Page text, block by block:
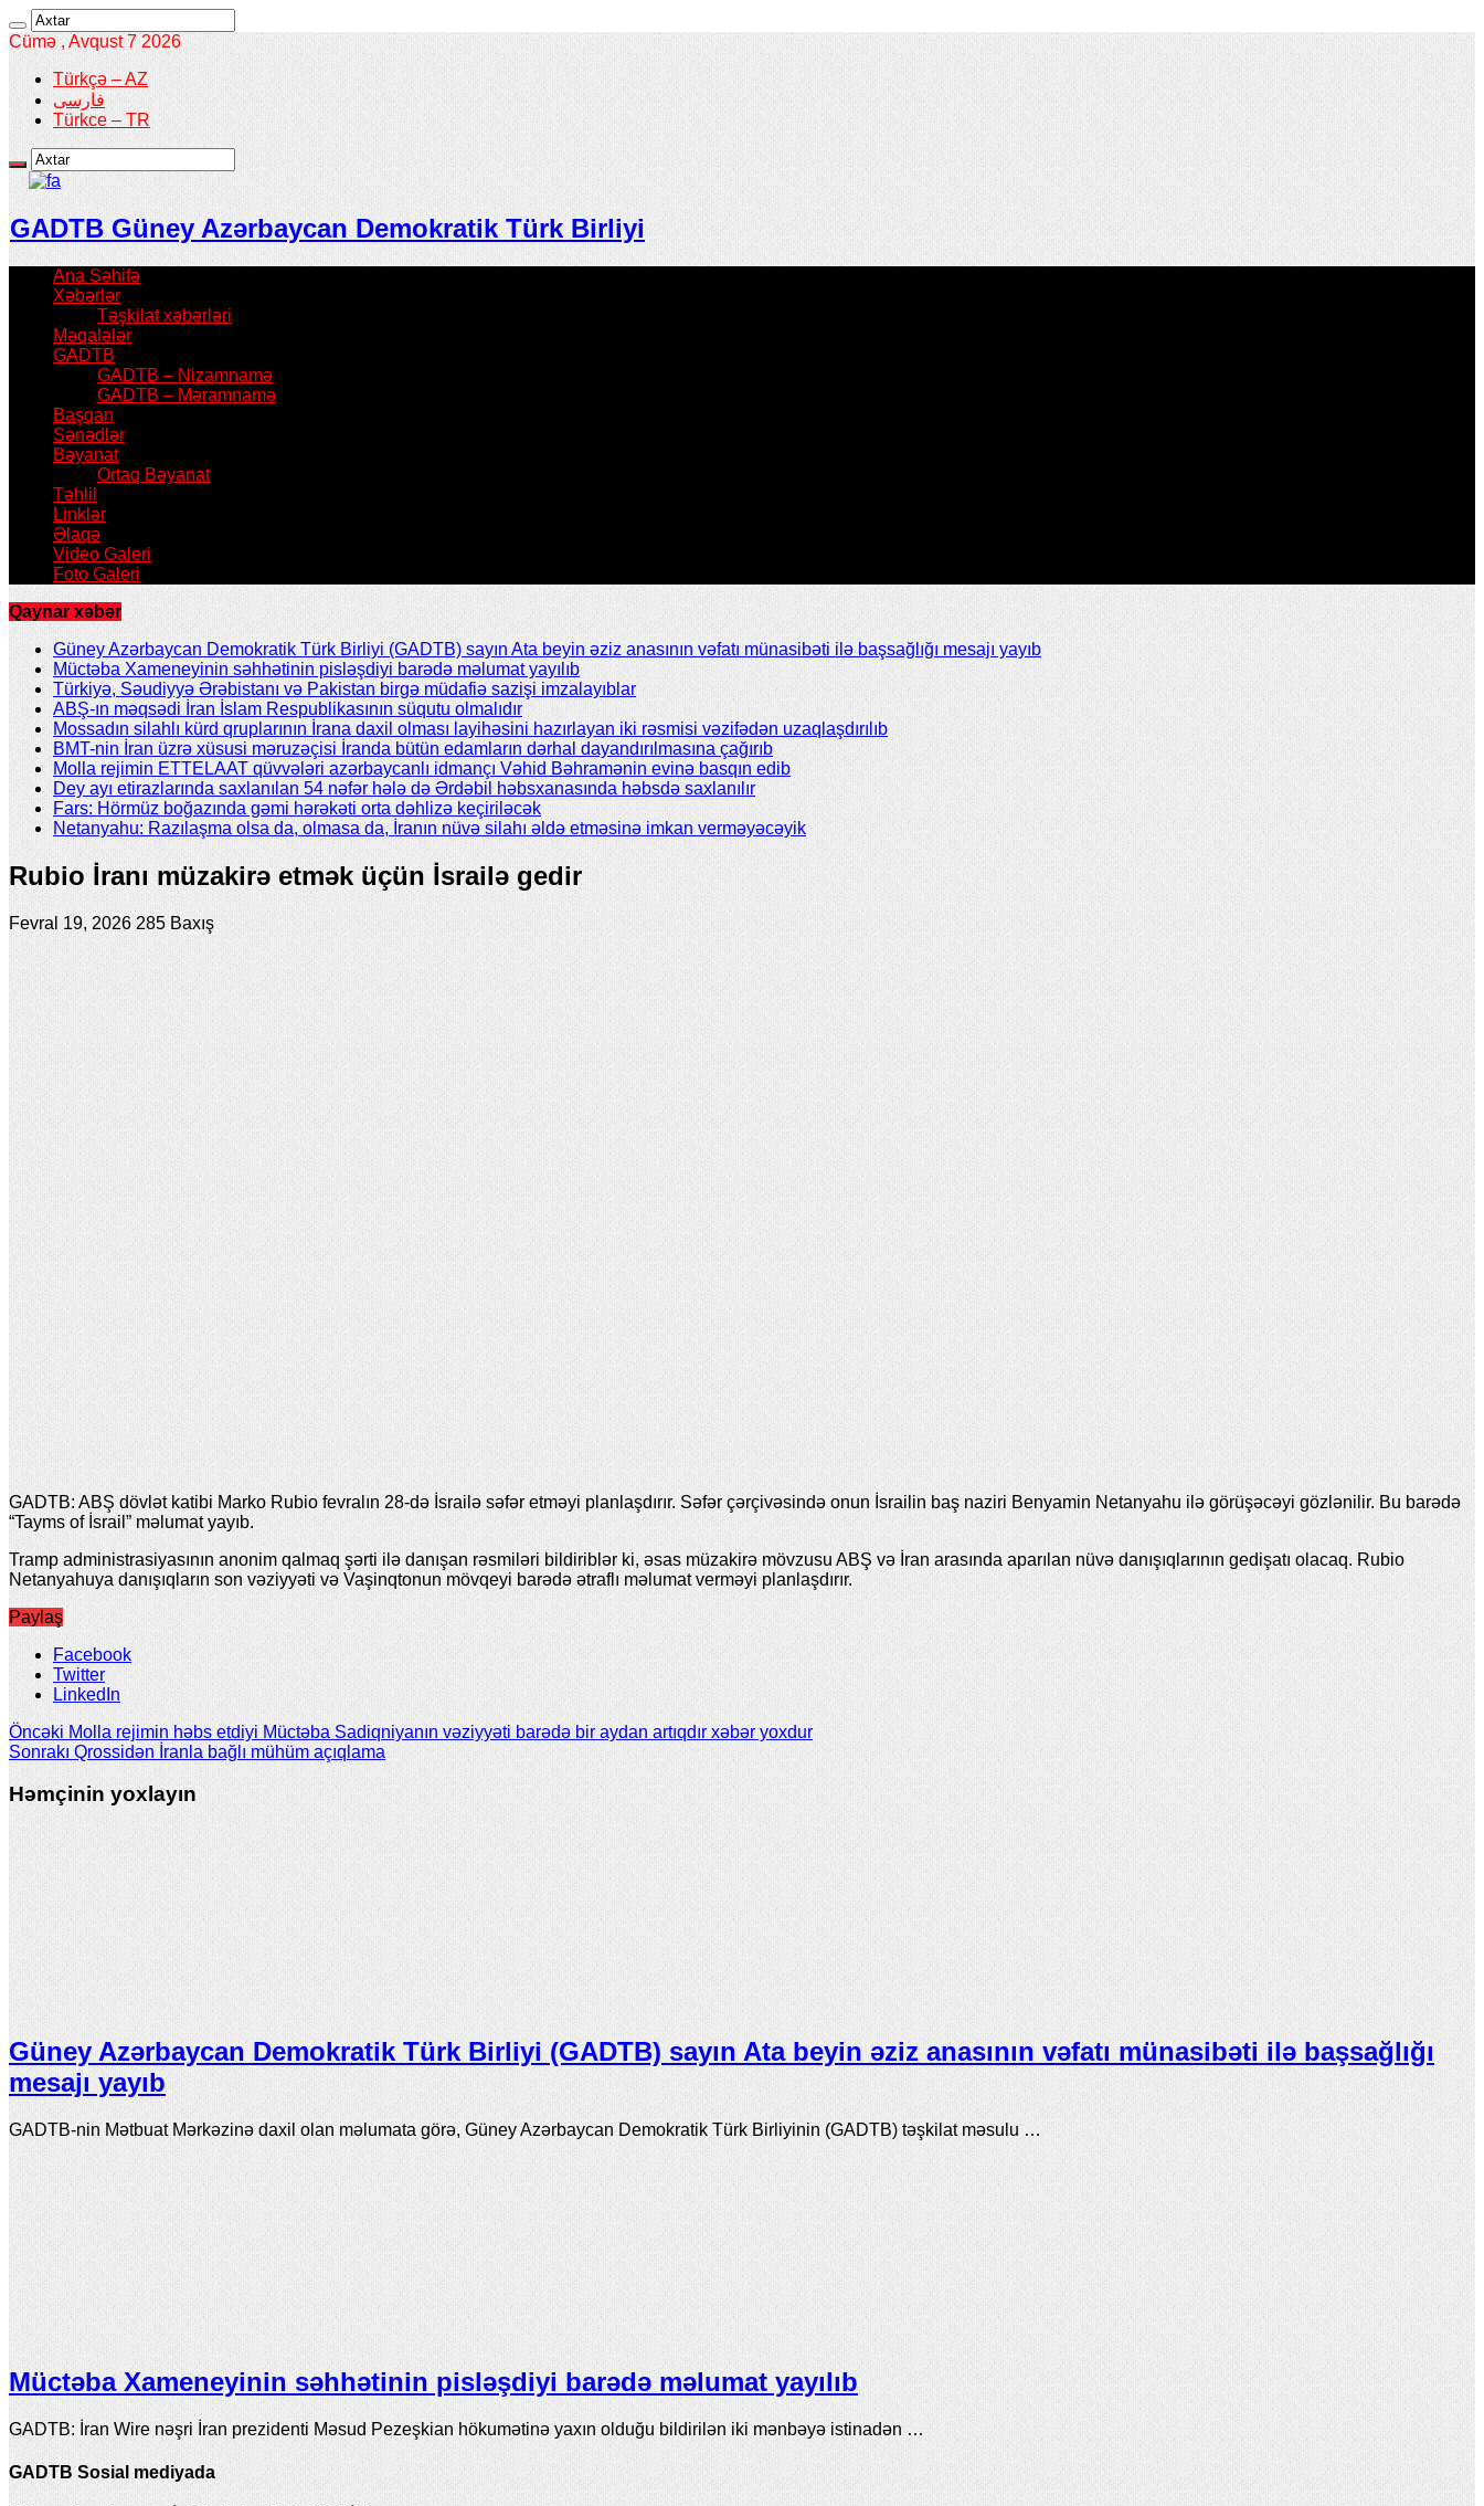
Cümə , Avqust 7 2026
Türkçə – AZ
فارسی
Türkce – TR
GADTB Güney Azərbaycan Demokratik Türk Birliyi
Ana Səhifə
Xəbərlər
Təşkilat xəbərləri
Məqalələr
GADTB
GADTB – Nizamnamə
GADTB – Məramnamə
Başqan
Sənədlər
Bəyanat
Ortaq Bəyanat
Təhlil
Linklər
Əlaqə
Video Galeri
Foto Galeri
Qaynar xəbər
Güney Azərbaycan Demokratik Türk Birliyi (GADTB) sayın Ata beyin əziz anasının vəfatı münasibəti ilə başsağlığı mesajı yayıb
Müctəba Xameneyinin səhhətinin pisləşdiyi barədə məlumat yayılıb
Türkiyə, Səudiyyə Ərəbistanı və Pakistan birgə müdafiə sazişi imzalayıblar
ABŞ-ın məqsədi İran İslam Respublikasının süqutu olmalıdır
Mossadın silahlı kürd qruplarının İrana daxil olması layihəsini hazırlayan iki rəsmisi vəzifədən uzaqlaşdırılıb
BMT-nin İran üzrə xüsusi məruzəçisi İranda bütün edamların dərhal dayandırılmasına çağırıb
Molla rejimin ETTELAAT qüvvələri azərbaycanlı idmançı Vəhid Bəhramənin evinə basqın edib
Dey ayı etirazlarında saxlanılan 54 nəfər hələ də Ərdəbil həbsxanasında həbsdə saxlanılır
Fars: Hörmüz boğazında gəmi hərəkəti orta dəhlizə keçiriləcək
Netanyahu: Razılaşma olsa da, olmasa da, İranın nüvə silahı əldə etməsinə imkan verməyəcəyik
Rubio İranı müzakirə etmək üçün İsrailə gedir
Fevral 19, 2026 285 Baxış
GADTB: ABŞ dövlət katibi Marko Rubio fevralın 28-də İsrailə səfər etməyi planlaşdırır. Səfər çərçivəsində onun İsrailin baş naziri Benyamin Netanyahu ilə görüşəcəyi gözlənilir. Bu barədə
“Tayms of İsrail” məlumat yayıb.
Tramp administrasiyasının anonim qalmaq şərti ilə danışan rəsmiləri bildiriblər ki, əsas müzakirə mövzusu ABŞ və İran arasında aparılan nüvə danışıqlarının gedişatı olacaq. Rubio
Netanyahuya danışıqların son vəziyyəti və Vaşinqtonun mövqeyi barədə ətraflı məlumat verməyi planlaşdırır.
Paylaş
Facebook
Twitter
LinkedIn
Öncəki Molla rejimin həbs etdiyi Müctəba Sadiqniyanın vəziyyəti barədə bir aydan artıqdır xəbər yoxdur
Sonrakı Qrossidən İranla bağlı mühüm açıqlama
Həmçinin yoxlayın
Güney Azərbaycan Demokratik Türk Birliyi (GADTB) sayın Ata beyin əziz anasının vəfatı münasibəti ilə başsağlığı
mesajı yayıb
GADTB-nin Mətbuat Mərkəzinə daxil olan məlumata görə, Güney Azərbaycan Demokratik Türk Birliyinin (GADTB) təşkilat məsulu …
Müctəba Xameneyinin səhhətinin pisləşdiyi barədə məlumat yayılıb
GADTB: İran Wire nəşri İran prezidenti Məsud Pezeşkian hökumətinə yaxın olduğu bildirilən iki mənbəyə istinadən …
GADTB Sosial mediyada